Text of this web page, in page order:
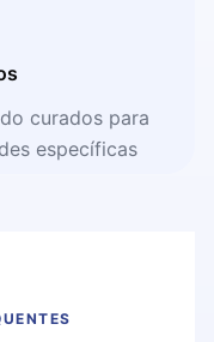
curados para
específicas